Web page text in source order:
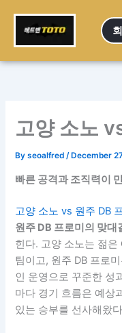
고양 소노
Byseoalfred /December
빠른 공격과 조직력이
고양 소노 vs 원주 DB
원주 DB 프로미의 맞대
힌다. 고양 소노는 젊
팀이고, 원주 DB 프로
인 운영으로 꾸준한 성
마다 경기 흐름은 예상
있는 승부를 선사해왔